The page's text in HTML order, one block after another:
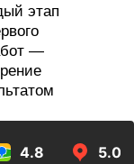
этап
—
4.8 5.0